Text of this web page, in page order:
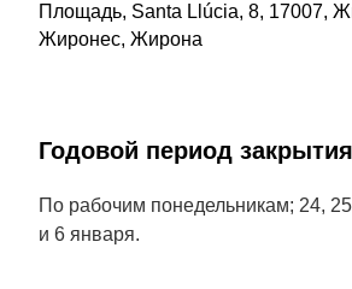
Площадь, Santa Llúcia, 8, 17007,
Жиронес, Жирона
Годовой период
По рабочим понедельникам; 24,
и 6 января.